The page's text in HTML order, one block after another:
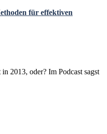
für effektiven
2013, oder? Im Podcast sagst